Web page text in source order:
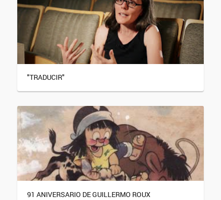
"TRADUCIR"
91 ANIVERSARIO DE GUILLERMO ROUX